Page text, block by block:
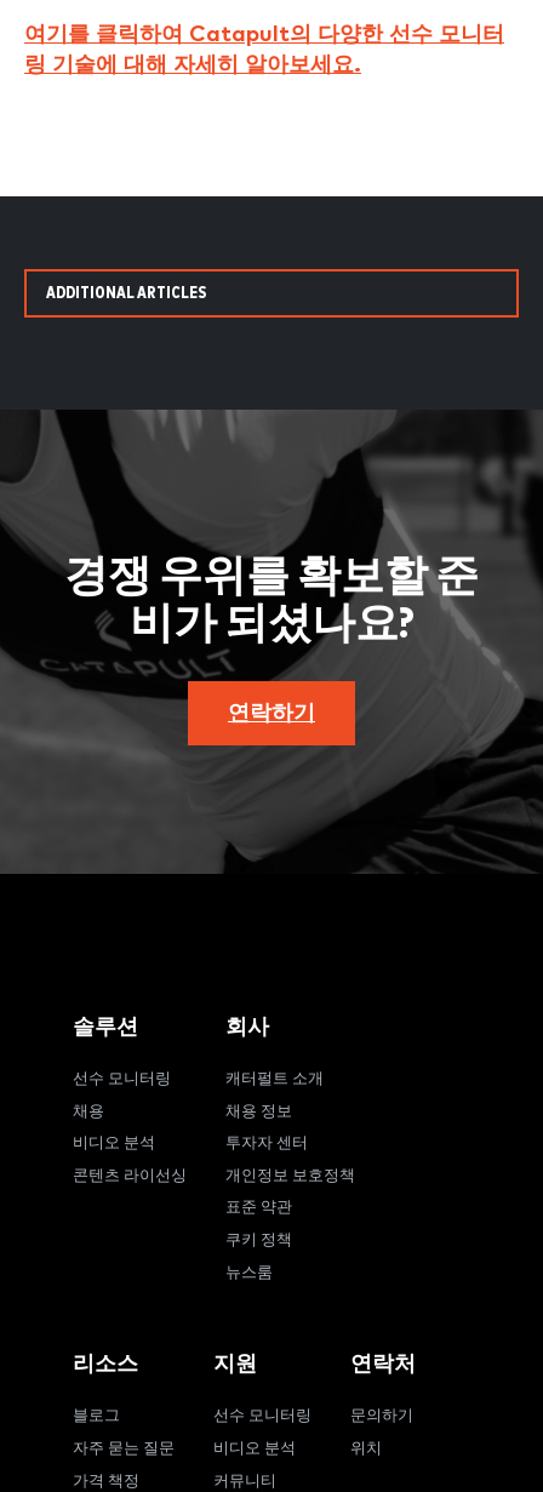
여기를 클릭하여 Catapult의 다양한 선수 모니터
링 기술에 대해 자세히 알아보세요.
ADDITIONAL ARTICLES
경쟁 우위를 확보할 준
비가 되셨나요?
연락하기
솔루션
선수 모니터링
채용
비디오 분석
콘텐츠 라이선싱
회사
캐터펄트 소개
채용 정보
투자자 센터
개인정보 보호정책
표준 약관
쿠키 정책
뉴스룸
리소스
블로그
자주 묻는 질문
가격 책정
지원
선수 모니터링
비디오 분석
커뮤니티
연락처
문의하기
위치